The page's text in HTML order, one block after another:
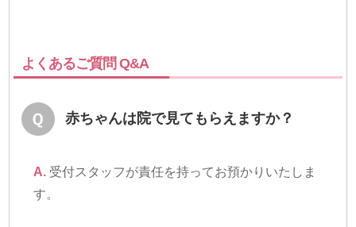
よくあるご質問 Q&A
赤ちゃんは院で見てもらえますか？
A. 受付スタッフが責任を持ってお預かりいたしま
す。